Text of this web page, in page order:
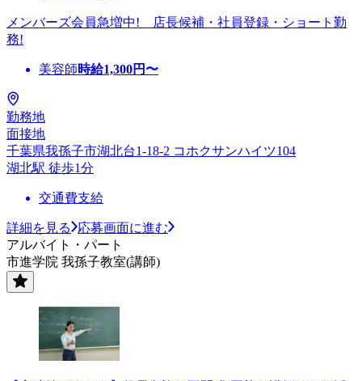
メンバーズ会員急増中! 店長候補・社員登録・ショート勤
務!
美容師時給1,300円〜
勤務地
面接地
千葉県我孫子市湖北台1-18-2 コホクサンハイツ104
湖北駅 徒歩1分
交通費支給
詳細を見る
応募画面に進む
アルバイト・パート
市進学院 我孫子教室(講師)